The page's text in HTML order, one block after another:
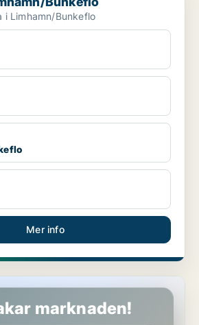
i Limhamn/Bunkeflo
Mer info
marknaden!